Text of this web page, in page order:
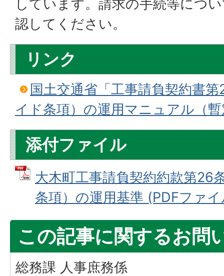
しています。請求の手続等につ
認してください。
リンク
国土交通省「工事請負契約書
イド条項）の運用マニュアル（
添付ファイル
大木町工事請負契約約款第26
条項）の運用基準 (PDFファ
この記事に関するお問
総務課 人事庶務係